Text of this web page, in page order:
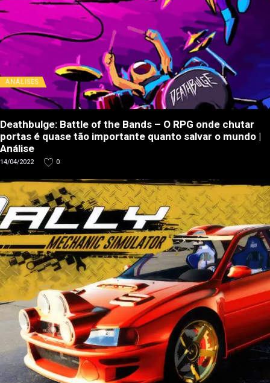
ANÁLISES
Deathbulge: Battle of the Bands – O RPG onde chutar
portas é quase tão importante quanto salvar o mundo |
Análise
14/04/2022 0